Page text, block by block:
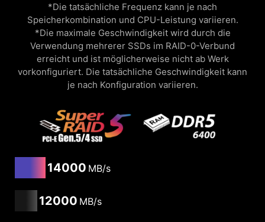
*Die tatsächliche Frequenz kann je nach
Speicherkombination und CPU-Leistung variieren.
*Die maximale Geschwindigkeit wird durch die
Verwendung mehrerer SSDs im RAID-0-Verbund
erreicht und ist möglicherweise nicht ab Werk
vorkonfiguriert. Die tatsächliche Geschwindigkeit kann
je nach Konfiguration variieren.
14000 MB/s
12000 MB/s